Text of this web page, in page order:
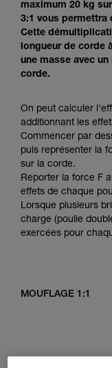
maximum 20 kg
3:1 vous permettra
Cette
longueur de corde
une masse avec
corde.
On peut calculer
additionnant les
Commencer par
puis représenter la
sur la corde.
Reporter la force F
effets de chaque
Lorsque plusieurs
charge (poulie
exercées pour
MOUFLAGE 1:1